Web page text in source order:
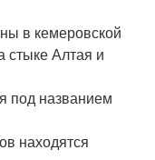
в кемеровской
стыке Алтая и
под названием
находятся